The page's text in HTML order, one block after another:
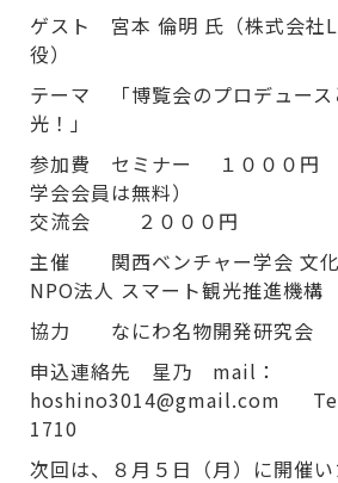
ゲスト 宮本 倫明 氏（株式会社
役）
テーマ 「博覧会のプロデュー
光！」
参加費 セミナー １０００円
学会会員は無料）
交流会 ２０００円
主催 関西ベンチャー学会 文化
NPO法人 スマート観光推進機構
協力 なにわ名物開発研究会
申込連絡先 星乃 mail：
hoshino3014@gmail.com
1710
次回は、８月５日（月）に開催い